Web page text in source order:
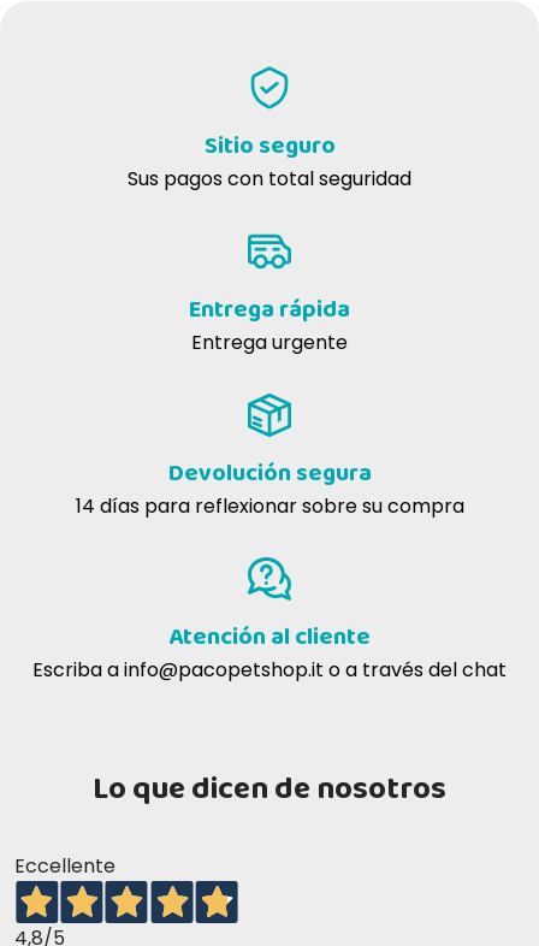
Sitio seguro
Sus pagos con total seguridad
Entrega rápida
Entrega urgente
Devolución segura
14 días para reflexionar sobre su compra
Atención al cliente
Escriba ainfo@pacopetshop.it o a través del chat
Lo que dicen de nosotros
Eccellente
4,8/5